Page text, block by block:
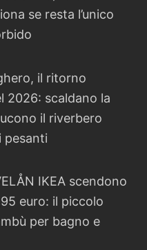
se resta l’unico
il ritorno
2026: scaldano la
il riverbero
pesanti
IKEA scendono
euro: il piccolo
per bagno e